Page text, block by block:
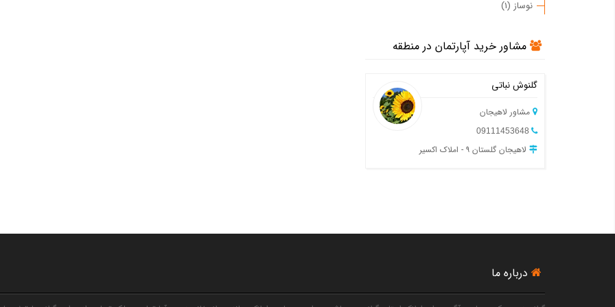
نوساز (1)
مشاور خرید آپارتمان در منطقه
گلنوش نباتی
مشاور لاهیجان
لاهیجان گلستان ۹ - املاک اکسیر
درباره ما